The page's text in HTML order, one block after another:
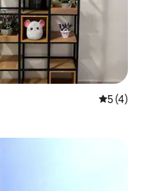
5 de
5 (4)